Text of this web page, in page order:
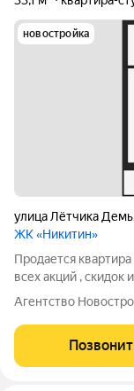
новостройка
улица Лётчика
ЖК «Никитин»
Продается
всех акций , скидок
бесплатно. А при
ТЕЛЕВИЗОР на
Ленинском районе и
Агентство